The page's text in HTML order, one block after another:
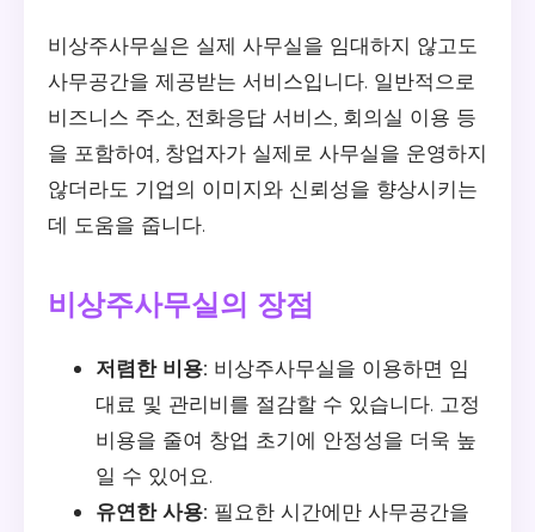
비상주사무실은 실제 사무실을 임대하지 않고도
사무공간을 제공받는 서비스입니다. 일반적으로
비즈니스 주소, 전화응답 서비스, 회의실 이용 등
을 포함하여, 창업자가 실제로 사무실을 운영하지
않더라도 기업의 이미지와 신뢰성을 향상시키는
데 도움을 줍니다.
비상주사무실의 장점
저렴한 비용: 비상주사무실을 이용하면 임
대료 및 관리비를 절감할 수 있습니다. 고정
비용을 줄여 창업 초기에 안정성을 더욱 높
일 수 있어요.
유연한 사용: 필요한 시간에만 사무공간을